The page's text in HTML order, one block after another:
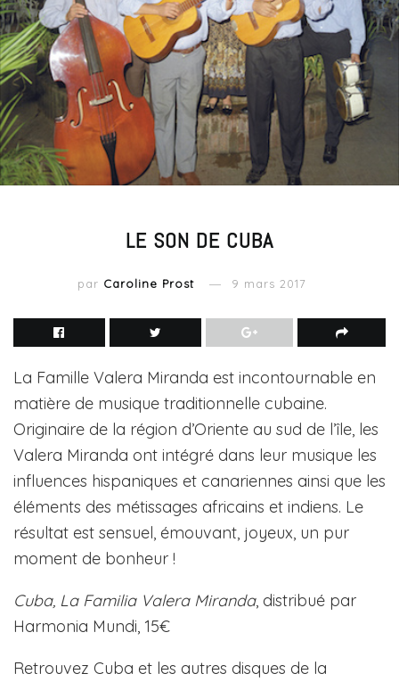
LE SON DE CUBA
par Caroline Prost 9 mars 2017
La Famille Valera Miranda est incontournable en
matière de musique traditionnelle cubaine.
Originaire de la région d’Oriente au sud de l’île, les
Valera Miranda ont intégré dans leur musique les
influences hispaniques et canariennes ainsi que les
éléments des métissages africains et indiens. Le
résultat est sensuel, émouvant, joyeux, un pur
moment de bonheur !
Cuba, La Familia Valera Miranda, distribué par
Harmonia Mundi, 15€
Retrouvez Cuba et les autres disques de la